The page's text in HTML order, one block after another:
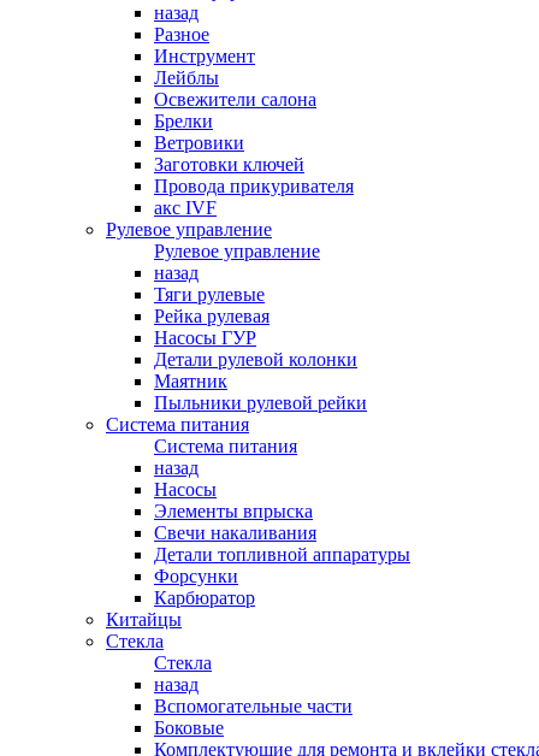
назад
Разное
Инструмент
Лейблы
Освежители салона
Брелки
Ветровики
Заготовки ключей
Провода прикуривателя
акс IVF
Рулевое управление
Рулевое управление
назад
Тяги рулевые
Рейка рулевая
Насосы ГУР
Детали рулевой колонки
Маятник
Пыльники рулевой рейки
Система питания
Система питания
назад
Насосы
Элементы впрыска
Свечи накаливания
Детали топливной аппаратуры
Форсунки
Карбюратор
Китайцы
Стекла
Стекла
назад
Вспомогательные части
Боковые
Комплектующие для ремонта и вклейки